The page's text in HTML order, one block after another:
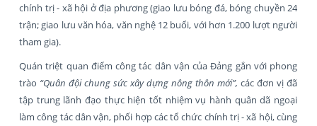
chính trị - xã hội ở địa phương (giao lưu bóng đá, bóng chuyền 24
trận; giao lưu văn hóa, văn nghệ 12 buổi, với hơn 1.200 lượt người
tham gia).
Quán triệt quan điểm công tác dân vận của Đảng gắn với phong
trào “Quân đội chung sức xây dựng nông thôn mới”, các đơn vị đã
tập trung lãnh đạo thực hiện tốt nhiệm vụ hành quân dã ngoại
làm công tác dân vận, phối hợp các tổ chức chính trị - xã hội, cùng